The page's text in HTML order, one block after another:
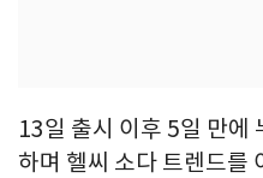
13일 출시 이후 5일 만에
하며 헬씨 소다 트렌드를